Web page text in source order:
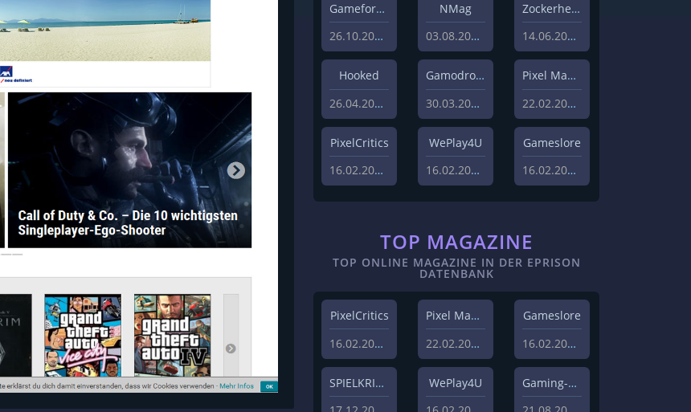
Gameforest
26.10.2023
NMag
03.08.2022
Zockerheim
14.06.2022
Hooked
26.04.2022
Gamodrome
30.03.2022
Pixel Magazin
22.02.2021
PixelCritics
16.02.2021
WePlay4U
16.02.2021
Gameslore
16.02.2021
TOP MAGAZINE
TOP ONLINE MAGAZINE IN DER EPRISON
DATENBANK
PixelCritics
16.02.2021
Pixel Magazin
22.02.2021
Gameslore
16.02.2021
SPIELKRITIK
WePlay4U
Gaming-Grounds